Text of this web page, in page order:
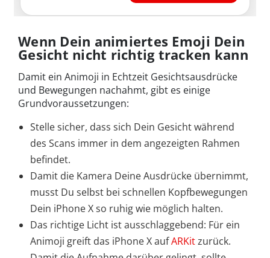
Wenn Dein animiertes Emoji Dein
Gesicht nicht richtig tracken kann
Damit ein Animoji in Echtzeit Gesichtsausdrücke
und Bewegungen nachahmt, gibt es einige
Grundvoraussetzungen:
Stelle sicher, dass sich Dein Gesicht während
des Scans immer in dem angezeigten Rahmen
befindet.
Damit die Kamera Deine Ausdrücke übernimmt,
musst Du selbst bei schnellen Kopfbewegungen
Dein iPhone X so ruhig wie möglich halten.
Das richtige Licht ist ausschlaggebend: Für ein
Animoji greift das iPhone X aufARKitzurück.